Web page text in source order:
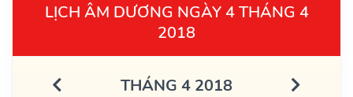
LỊCH ÂM DƯƠNG NGÀY 4 THÁNG 4
2018
THÁNG 4 2018